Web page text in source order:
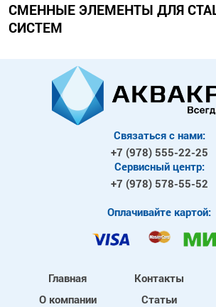
СМЕННЫЕ ЭЛЕМЕНТЫ ДЛЯ
СИСТЕМ
Связаться с нами:
+7 (978) 555-22-25
Сервисный центр:
+7 (978) 578-55-52
Оплачивайте картой:
Главная
О компании
Контакты
Статьи